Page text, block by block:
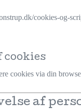
cookies-og-
cookies
cookies via din
af